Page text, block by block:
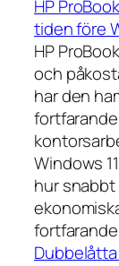
HP
tiden före
HP
och
har den
Windows
hur